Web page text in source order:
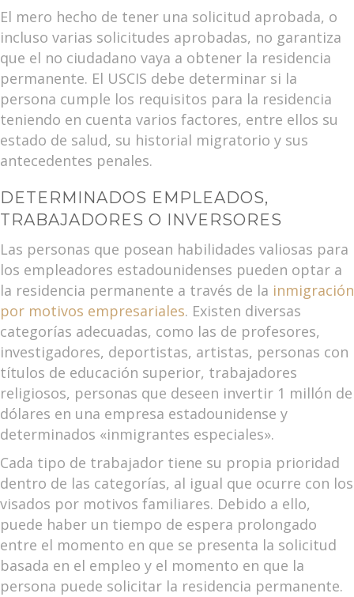
El mero hecho de tener una solicitud aprobada, o
incluso varias solicitudes aprobadas, no garantiza
que el no ciudadano vaya a obtener la residencia
permanente. El USCIS debe determinar si la
persona cumple los requisitos para la residencia
teniendo en cuenta varios factores, entre ellos su
estado de salud, su historial migratorio y sus
antecedentes penales.
DETERMINADOS EMPLEADOS,
TRABAJADORES O INVERSORES
Las personas que posean habilidades valiosas para
los empleadores estadounidenses pueden optar a
la residencia permanente a través de la inmigración
por motivos empresariales. Existen diversas
categorías adecuadas, como las de profesores,
investigadores, deportistas, artistas, personas con
títulos de educación superior, trabajadores
religiosos, personas que deseen invertir 1 millón de
dólares en una empresa estadounidense y
determinados «inmigrantes especiales».
Cada tipo de trabajador tiene su propia prioridad
dentro de las categorías, al igual que ocurre con los
visados por motivos familiares. Debido a ello,
puede haber un tiempo de espera prolongado
entre el momento en que se presenta la solicitud
basada en el empleo y el momento en que la
persona puede solicitar la residencia permanente.